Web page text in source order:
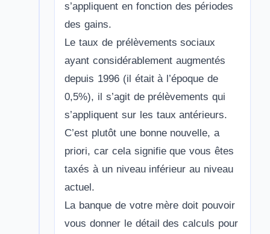
s’appliquent en fonction des périodes
des gains.
Le taux de prélèvements sociaux
ayant considérablement augmentés
depuis 1996 (il était à l’époque de
0,5%), il s’agit de prélèvements qui
s’appliquent sur les taux antérieurs.
C’est plutôt une bonne nouvelle, a
priori, car cela signifie que vous êtes
taxés à un niveau inférieur au niveau
actuel.
La banque de votre mère doit pouvoir
vous donner le détail des calculs pour